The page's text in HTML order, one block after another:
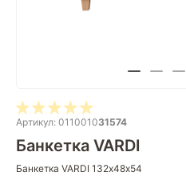
Артикул: 011001031574
Банкетка VARDI
Банкетка VARDI 132х48х54